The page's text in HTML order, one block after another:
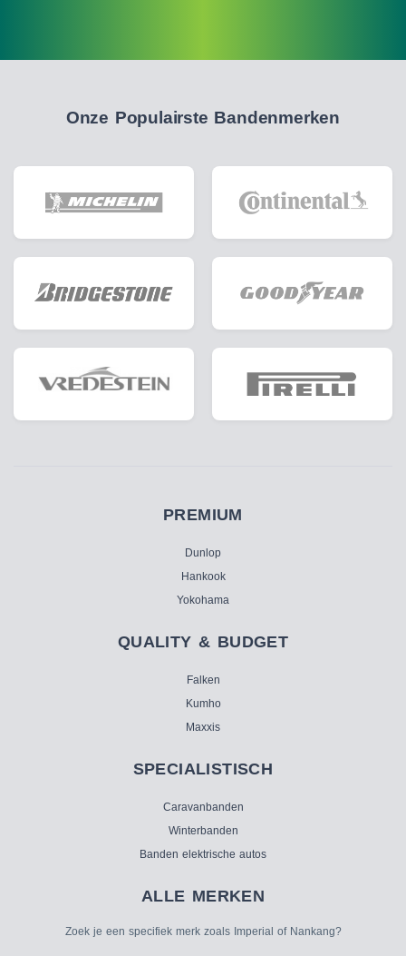
Onze Populairste Bandenmerken
PREMIUM
Dunlop
Hankook
Yokohama
QUALITY & BUDGET
Falken
Kumho
Maxxis
SPECIALISTISCH
Caravanbanden
Winterbanden
Banden elektrische autos
ALLE MERKEN
Zoek je een specifiek merk zoals Imperial of Nankang?